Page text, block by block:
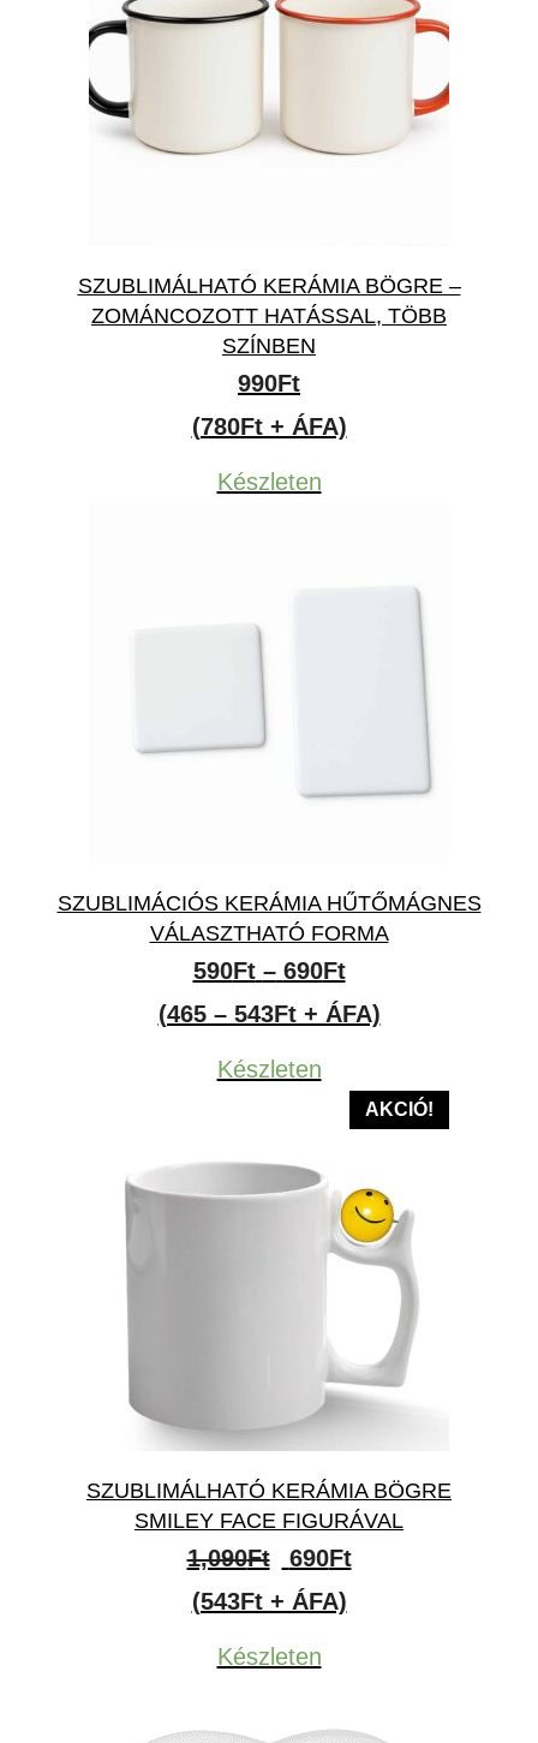
SZUBLIMÁLHATÓ KERÁMIA BÖGRE –
ZOMÁNCOZOTT HATÁSSAL, TÖBB
SZÍNBEN
990Ft
(780Ft + ÁFA)
Készleten
SZUBLIMÁCIÓS KERÁMIA HŰTŐMÁGNES
VÁLASZTHATÓ FORMA
590Ft – 690FtÁrtartomány:
590Ft
690Ft
(465 – 543Ft + ÁFA)
Készleten
AKCIÓ!
SZUBLIMÁLHATÓ KERÁMIA BÖGRE
SMILEY FACE FIGURÁVAL
1,090Ft
Original
price
was:
690FtCurrent
(543Ft + ÁFA)
Készleten